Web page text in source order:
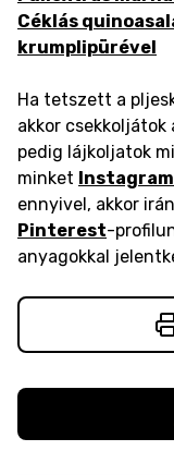
Céklás
krumplipürével
Ha tetszett a
akkor csekkoljátok
pedig lájkoljatok
minket
ennyivel, akkor
Pinterest-
anyagokkal